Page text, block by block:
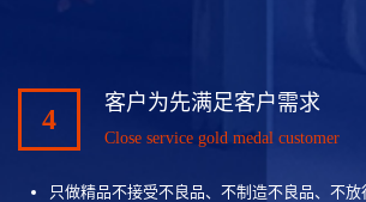
4
客户为先满足客户需求
Close service gold medal customer
只做精品不接受不良品、不制造不良品、不放